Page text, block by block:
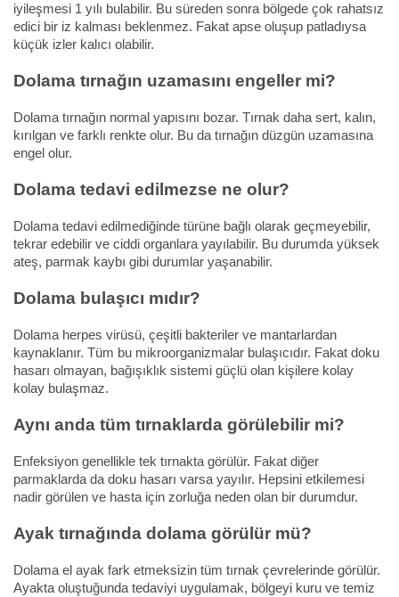
iyileşmesi 1 yılı bulabilir. Bu süreden sonra bölgede çok rahatsız
edici bir iz kalması beklenmez. Fakat apse oluşup patladıysa
küçük izler kalıcı olabilir.
Dolama tırnağın uzamasını engeller mi?
Dolama tırnağın normal yapısını bozar. Tırnak daha sert, kalın,
kırılgan ve farklı renkte olur. Bu da tırnağın düzgün uzamasına
engel olur.
Dolama tedavi edilmezse ne olur?
Dolama tedavi edilmediğinde türüne bağlı olarak geçmeyebilir,
tekrar edebilir ve ciddi organlara yayılabilir. Bu durumda yüksek
ateş, parmak kaybı gibi durumlar yaşanabilir.
Dolama bulaşıcı mıdır?
Dolama herpes virüsü, çeşitli bakteriler ve mantarlardan
kaynaklanır. Tüm bu mikroorganizmalar bulaşıcıdır. Fakat doku
hasarı olmayan, bağışıklık sistemi güçlü olan kişilere kolay
kolay bulaşmaz.
Aynı anda tüm tırnaklarda görülebilir mi?
Enfeksiyon genellikle tek tırnakta görülür. Fakat diğer
parmaklarda da doku hasarı varsa yayılır. Hepsini etkilemesi
nadir görülen ve hasta için zorluğa neden olan bir durumdur.
Ayak tırnağında dolama görülür mü?
Dolama el ayak fark etmeksizin tüm tırnak çevrelerinde görülür.
Ayakta oluştuğunda tedaviyi uygulamak, bölgeyi kuru ve temiz